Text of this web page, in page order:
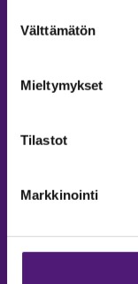
valinta
Välttämätön
Mieltymykset
Tilastot
Markkinointi